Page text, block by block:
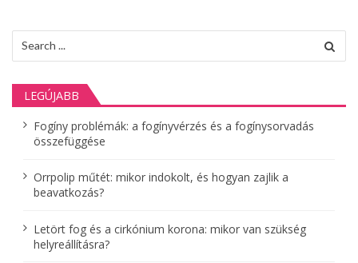
s
n
a
v
i
g
á
for:
LEGÚJABB
Fogíny problémák: a fogínyvérzés és a fogínysorvadás
összefüggése
Orrpolip műtét: mikor indokolt, és hogyan zajlik a
beavatkozás?
Letört fog és a cirkónium korona: mikor van szükség
helyreállításra?